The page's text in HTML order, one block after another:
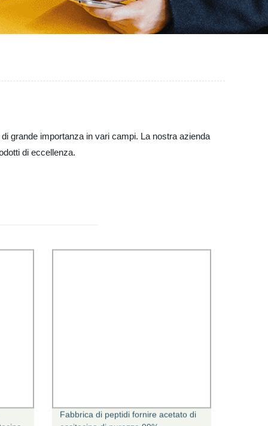
grande importanza in vari campi. La nostra azienda
di eccellenza.
Fabbrica di peptidi fornire acetato di